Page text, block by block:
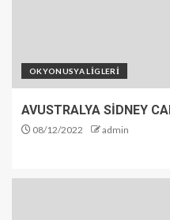
OKYONUSYA LİGLERİ
AVUSTRALYA SİDNEY
08/12/2022 admin